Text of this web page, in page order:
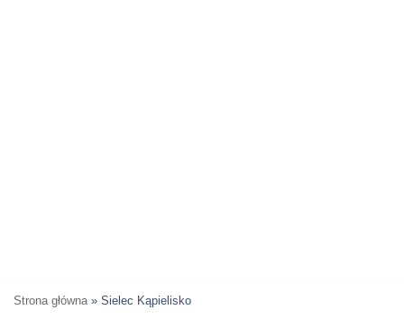
Strona główna » Sielec Kąpielisko